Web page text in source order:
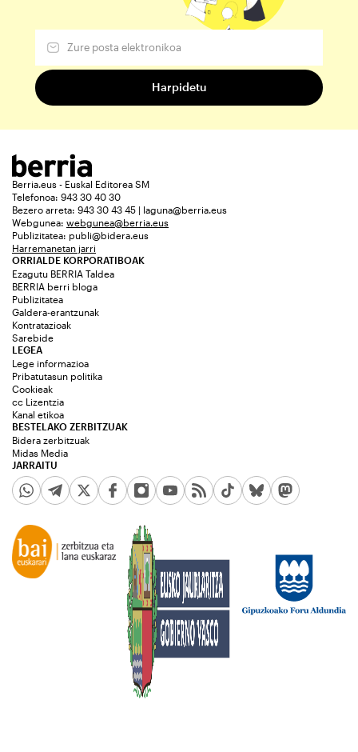
Berria.eus - Euskal Editorea SM
Telefonoa: 943 30 40 30
Bezero arreta: 943 30 43 45 | laguna@berria.eus
Webgunea: webgunea@berria.eus
Publizitatea: publi@bidera.eus
Harremanetan jarri
ORRIALDE KORPORATIBOAK
Ezagutu BERRIA Taldea
BERRIA berri bloga
Publizitatea
Galdera-erantzunak
Kontratazioak
Sarebide
JARRAITU
LEGEA
Lege informazioa
Pribatutasun politika
Cookieak
cc Lizentzia
Kanal etikoa
BESTELAKO ZERBITZUAK
Bidera zerbitzuak
Midas Media